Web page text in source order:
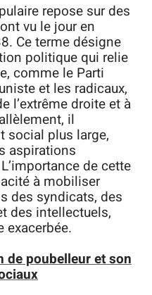
repose sur des
vu le jour en
Ce terme désigne
politique qui relie
comme le Parti
et les radicaux,
l’extrême droite et à
il
social plus large,
aspirations
de cette
à mobiliser
des syndicats, des
des intellectuels,
exacerbée.
de poubelleur et son